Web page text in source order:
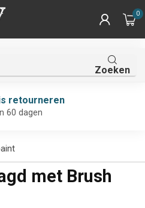
0
Zoeken
retourneren
60 dagen
met Brush